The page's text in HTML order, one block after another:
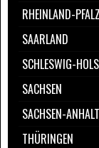
RHEINLAND-PFALZ
SAARLAND
SCHLESWIG-
SACHSEN
SACHSEN-ANHALT
THÜRINGEN